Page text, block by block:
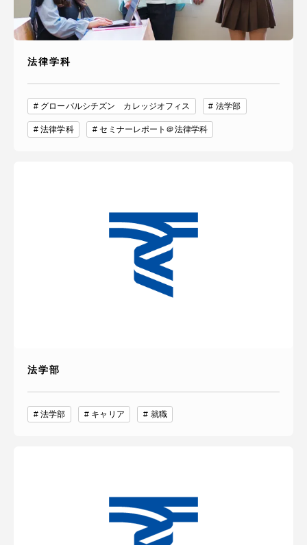
法律学科
グローバルシチズン カレッジオフィス 法学部
法律学科 セミナーレポート＠法律学科
法学部
法学部 キャリア 就職